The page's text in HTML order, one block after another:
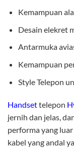
Kemampuan
Desain elekret
Antarmuka
Kemampuan
Style Telepon
Handsettelepon
jernih dan jelas,
performa yang luar
kabel yang andal